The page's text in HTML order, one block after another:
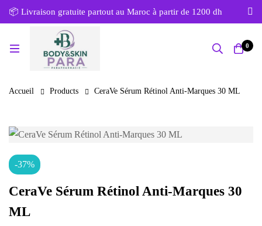
📦 Livraison gratuite partout au Maroc à partir de 1200 dh
0
Accueil Products CeraVe Sérum Rétinol Anti-Marques 30 ML
-37%
CeraVe Sérum Rétinol Anti-Marques 30
ML